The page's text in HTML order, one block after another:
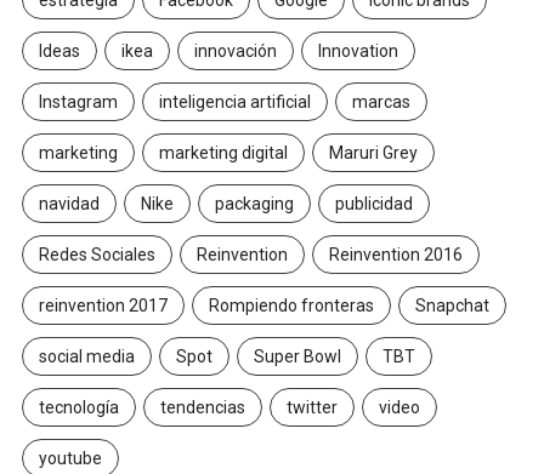
Ideas ikea innovación Innovation
Instagram inteligencia artificial marcas
marketing marketing digital Maruri Grey
navidad Nike packaging publicidad
Redes Sociales Reinvention Reinvention 2016
reinvention 2017 Rompiendo fronteras Snapchat
social media Spot Super Bowl TBT
tecnología tendencias twitter video
youtube